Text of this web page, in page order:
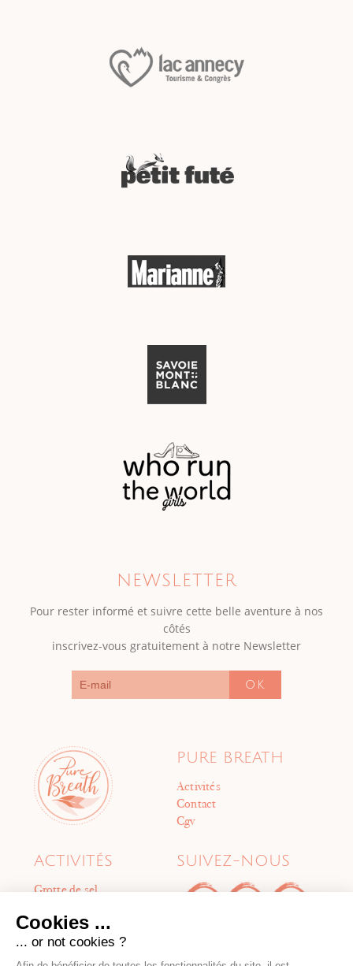
Cookies ...
... or not cookies ?
NEWSLETTER
Pour rester informé et suivre cette belle aventure à nos
côtés
inscrivez-vous gratuitement à notre Newsletter
OK
PURE BREATH
Activités
Contact
Cgv
ACTIVITÉS
Grotte de sel
Boost Session
Méditation sonore
Soins énergétiques
SUIVEZ-NOUS